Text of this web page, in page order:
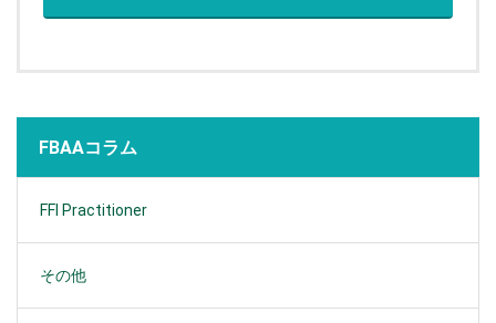
FBAAコラム
FFI Practitioner
その他